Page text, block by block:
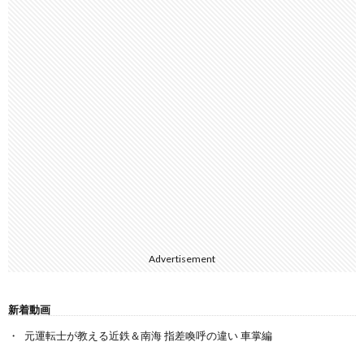
Advertisement
新着動画
元運転士が教える近鉄＆南海 指差喚呼の違い 車掌編